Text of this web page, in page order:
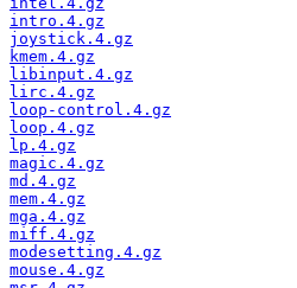
intro.4.gz
joystick.4.gz
kmem.4.gz
libinput.4.gz
lirc.4.gz
loop-control.4.gz
loop.4.gz
lp.4.gz
magic.4.gz
md.4.gz
mem.4.gz
mga.4.gz
miff.4.gz
modesetting.4.gz
mouse.4.gz